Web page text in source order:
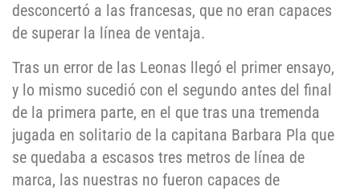
desconcertó a las francesas, que no eran capaces
de superar la línea de ventaja.
Tras un error de las Leonas llegó el primer ensayo,
y lo mismo sucedió con el segundo antes del final
de la primera parte, en el que tras una tremenda
jugada en solitario de la capitana Barbara Pla que
se quedaba a escasos tres metros de línea de
marca, las nuestras no fueron capaces de